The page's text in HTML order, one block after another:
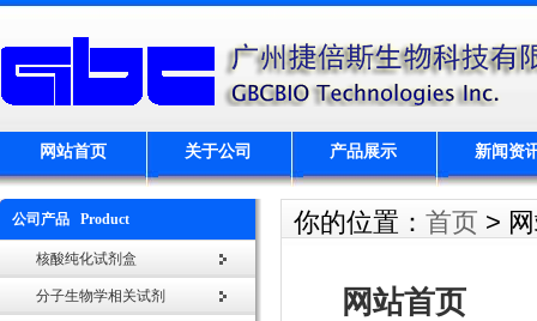
网站首页 关于公司 产品展示 新闻资
公司产品 Product
核酸纯化试剂盒
分子生物学相关试剂
你的位置： 首页 >
网站首页